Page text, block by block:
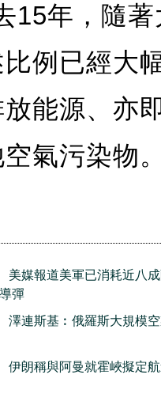
15年，隨
例已經大
能源、亦
氣污染物
美媒報道美軍已消耗近八
彈
澤連斯基︰俄羅斯大規模
伊朗稱與阿曼就霍峽擬定